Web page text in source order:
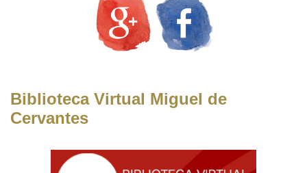
Biblioteca Virtual Miguel de
Cervantes